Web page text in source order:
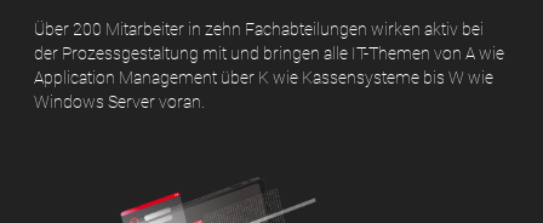
Über 200 Mitarbeiter in zehn Fachabteilungen wirken aktiv bei
der Prozessgestaltung mit und bringen alle IT-Themen von A wie
Application Management über K wie Kassensysteme bis W wie
Windows Server voran.